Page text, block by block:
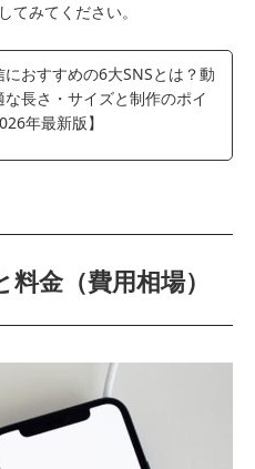
てみてください。
におすすめの6大SNSとは？動
な長さ・サイズと制作のポイ
年最新版】
金（費用相場）